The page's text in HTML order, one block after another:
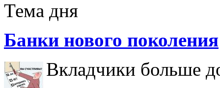
Тема дня
Банки нового поколения
Вкладчики больше